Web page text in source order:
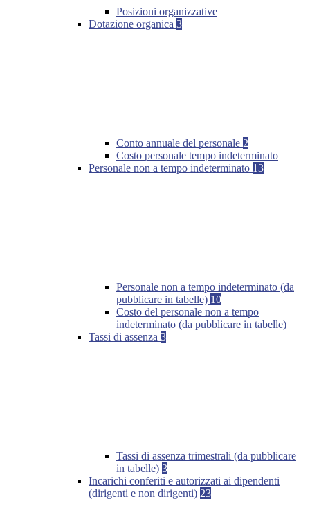
Posizioni organizzative
Dotazione organica 3
Conto annuale del personale 2
Costo personale tempo indeterminato
Personale non a tempo indeterminato 13
Personale non a tempo indeterminato (da
pubblicare in tabelle) 10
Costo del personale non a tempo
indeterminato (da pubblicare in tabelle)
Tassi di assenza 3
Tassi di assenza trimestrali (da pubblicare
in tabelle) 3
Incarichi conferiti e autorizzati ai dipendenti
(dirigenti e non dirigenti) 23